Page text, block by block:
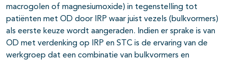
macrogolen of magnesiumoxide) in tegenstelling tot
patiënten met OD door IRP waar juist vezels (bulkvormers)
als eerste keuze wordt aangeraden. Indien er sprake is van
OD met verdenking op IRP en STC is de ervaring van de
werkgroep dat een combinatie van bulkvormers en